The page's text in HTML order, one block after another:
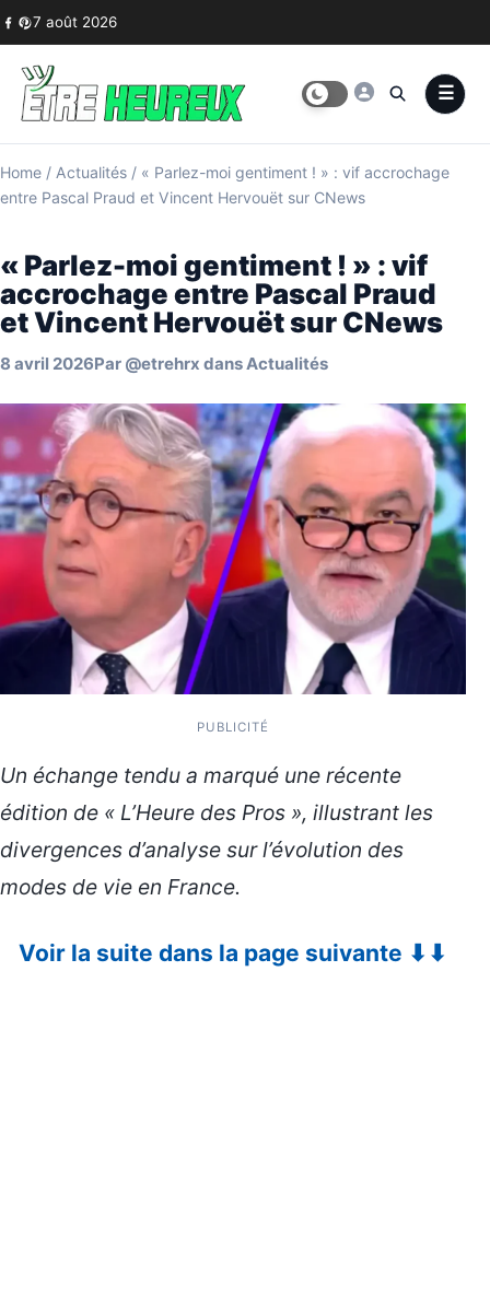
Skip to content
7 août 2026
Home / Actualités / « Parlez-moi gentiment ! » : vif accrochage
entre Pascal Praud et Vincent Hervouët sur CNews
« Parlez-moi gentiment ! » : vif
accrochage entre Pascal Praud
et Vincent Hervouët sur CNews
8 avril 2026Par @etrehrx dansActualités
PUBLICITÉ
Un échange tendu a marqué une récente
édition de « L’Heure des Pros », illustrant les
divergences d’analyse sur l’évolution des
modes de vie en France.
Voir la suite dans la page suivante ⬇⬇